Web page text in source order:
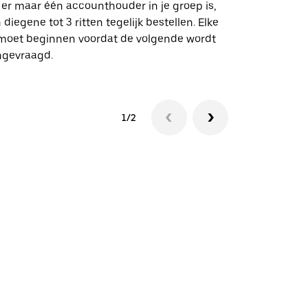
maar één accounthouder in je groep is,
diegene tot 3 ritten tegelijk bestellen. Elke
beginnen voordat de volgende wordt
1/2